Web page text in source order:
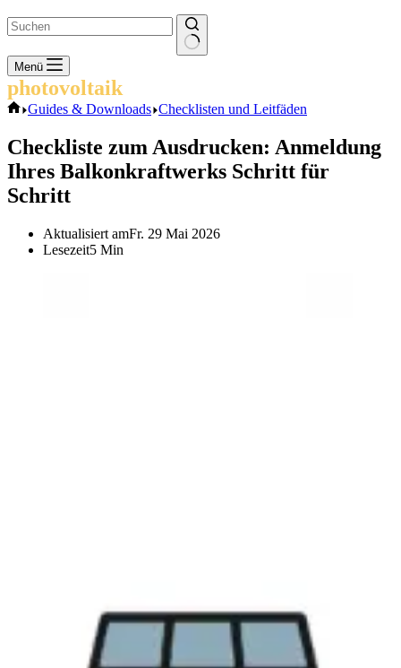
Keine
Ergebnisse
Menü
photovoltaik
Start
Guides & Downloads Checklisten und Leitfäden
Checkliste zum Ausdrucken: Anmeldung
Ihres Balkonkraftwerks Schritt für
Schritt
Aktualisiert amFr. 29 Mai 2026
Lesezeit5 Min